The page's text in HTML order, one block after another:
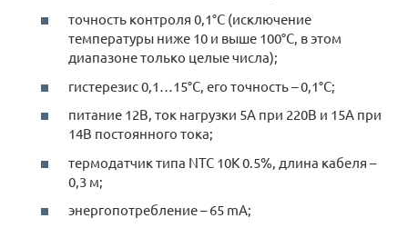
точность контроля 0,1°C (исключение
температуры ниже 10 и выше 100°C, в этом
диапазоне только целые числа);
гистерезис 0,1…15°C, его точность – 0,1°C;
питание 12В, ток нагрузки 5А при 220В и 15А при
14В постоянного тока;
термодатчик типа NTC 10K 0.5%, длина кабеля –
0,3 м;
энергопотребление – 65 mA;